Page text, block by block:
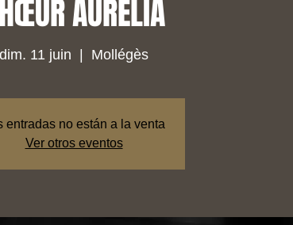
AURELIA
dim. 11 juin Mollégès
entradas no están a la venta
Ver otros eventos